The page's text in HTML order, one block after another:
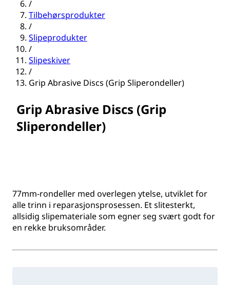
/
Tilbehørsprodukter
/
Slipeprodukter
/
Slipeskiver
/
Grip Abrasive Discs (Grip Sliperondeller)
Grip Abrasive Discs (Grip
Sliperondeller)
77mm-rondeller med overlegen ytelse, utviklet for
alle trinn i reparasjonsprosessen. Et slitesterkt,
allsidig slipemateriale som egner seg svært godt for
en rekke bruksområder.